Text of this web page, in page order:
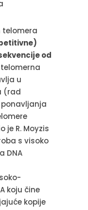
telomera
od
u
(rad
ponavljanja
je R. Moyzis
s visoko
DNA
koju čine
kopije